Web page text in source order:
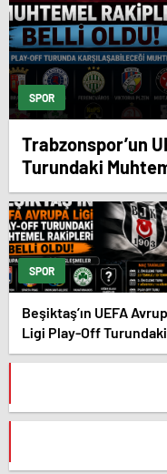
SPOR
Trabzonspor’un
Turundaki
SPOR
Beşiktaş’ın UEFA
Ligi Play-Off Turundaki
Muhtemel Rakipleri